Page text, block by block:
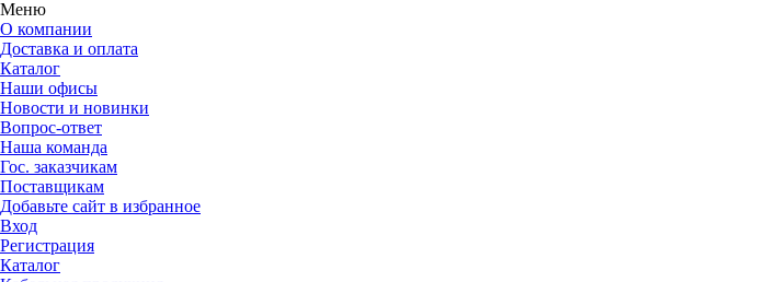
Меню
О компании
Доставка и оплата
Каталог
Наши офисы
Новости и новинки
Вопрос-ответ
Наша команда
Гос. заказчикам
Поставщикам
Добавьте сайт в избранное
Вход
Регистрация
Каталог